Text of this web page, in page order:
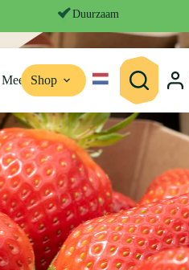
Duurzaam
Meer Shop